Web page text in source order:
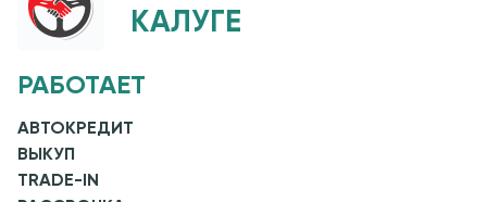
КАЛУГЕ
РАБОТАЕТ
АВТОКРЕДИТ
ВЫКУП
TRADE-IN